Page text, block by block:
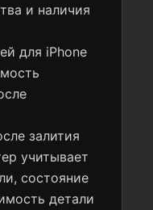
и наличия
для iPhone
залития
учитывает
состояние
детали